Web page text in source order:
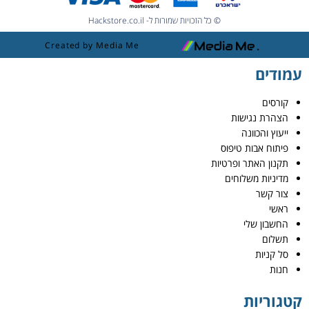
© כל הזכויות שמורות ל- Hackstore.co.il
Created by Media Me
עמודים
קורסים
הצהרת נגישות
ייעוץ והכוונה
פיתוח אבות טיפוס
תקנון האתר ופרטיות
מדיניות משלוחים
צור קשר
ראשי
החשבון שלי
תשלום
סל קניות
חנות
קטגוריות